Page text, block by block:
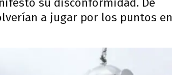
su disconformidad. De
a jugar por los puntos en